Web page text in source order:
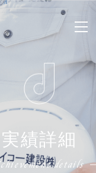
実績詳細
details